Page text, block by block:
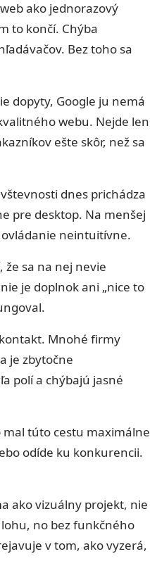
ako jednorazový
to končí. Chýba
Bez toho sa
dopyty, Google ju nemá
webu. Nejde len
ešte skôr, než sa
dnes prichádza
pre desktop. Na menšej
neintuitívne.
sa na nej nevie
je doplnok ani „nice to
Mnohé firmy
je zbytočne
polí a chýbajú jasné
túto cestu maximálne
odíde ku konkurencii.
ako vizuálny projekt, nie
no bez funkčného
v tom, ako vyzerá,